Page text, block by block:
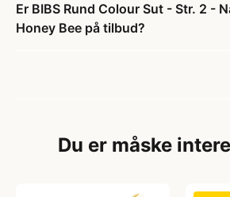
Er BIBS Rund Colour Sut - Str. 2 -
Honey Bee på tilbud?
Du er måske